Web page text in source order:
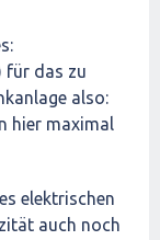
für das zu
also:
hier maximal
elektrischen
auch noch